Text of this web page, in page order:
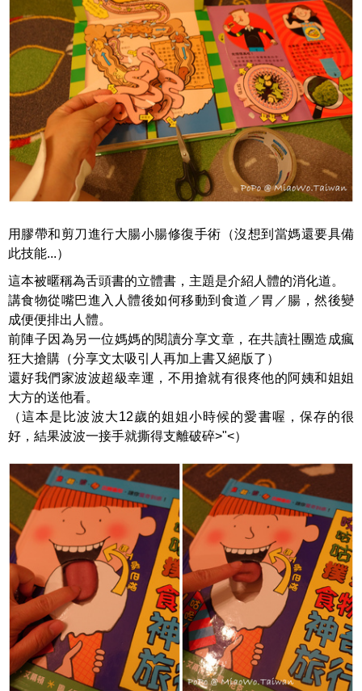
用膠帶和剪刀進行大腸小腸修復手術（沒想到當媽還要具備
此技能...）
這本被暱稱為舌頭書的立體書，主題是介紹人體的消化道。
講食物從嘴巴進入人體後如何移動到食道／胃／腸，然後變
成便便排出人體。
前陣子因為另一位媽媽的閱讀分享文章，在共讀社團造成瘋
狂大搶購（分享文太吸引人再加上書又絕版了）
還好我們家波波超級幸運，不用搶就有很疼他的阿姨和姐姐
大方的送他看。
（這本是比波波大12歲的姐姐小時候的愛書喔，保存的很
好，結果波波一接手就撕得支離破碎>"<）